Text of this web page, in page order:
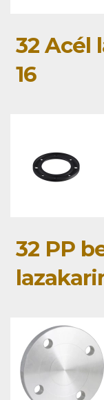
32 Acél
16
32 PP